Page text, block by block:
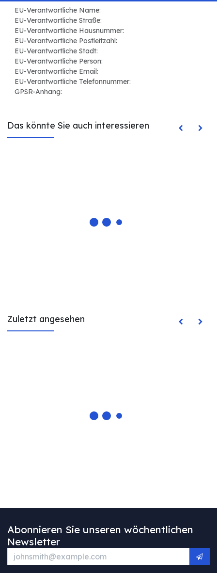
EU-Verantwortliche Name:
EU-Verantwortliche Straße:
EU-Verantwortliche Hausnummer:
EU-Verantwortliche Postleitzahl:
EU-Verantwortliche Stadt:
EU-Verantwortliche Person:
EU-Verantwortliche Email:
EU-Verantwortliche Telefonnummer:
GPSR-Anhang:
Das könnte Sie auch interessieren
Zuletzt angesehen
Abonnieren Sie unseren wöchentlichen
Newsletter